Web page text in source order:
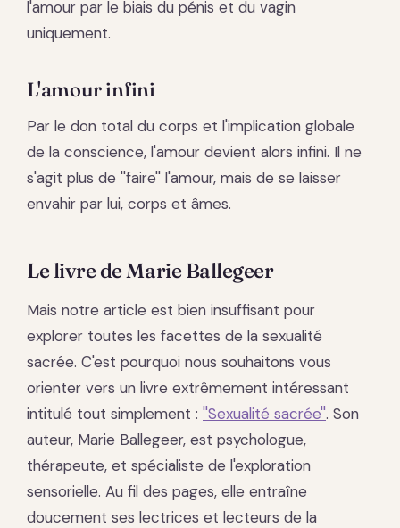
l'amour par le biais du pénis et du vagin
uniquement.
L'amour infini
Par le don total du corps et l'implication globale
de la conscience, l'amour devient alors infini. Il ne
s'agit plus de ''faire'' l'amour, mais de se laisser
envahir par lui, corps et âmes.
Le livre de Marie Ballegeer
Mais notre article est bien insuffisant pour
explorer toutes les facettes de la sexualité
sacrée. C'est pourquoi nous souhaitons vous
orienter vers un livre extrêmement intéressant
intitulé tout simplement : ''Sexualité sacrée''. Son
auteur, Marie Ballegeer, est psychologue,
thérapeute, et spécialiste de l'exploration
sensorielle. Au fil des pages, elle entraîne
doucement ses lectrices et lecteurs de la